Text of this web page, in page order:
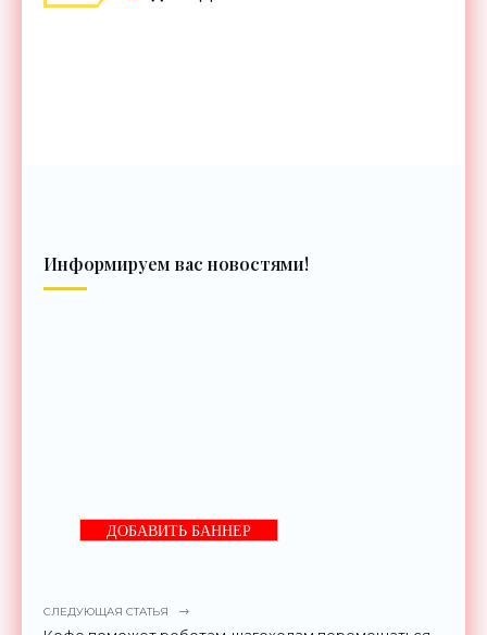
Информируем вас новостями!
ДОБАВИТЬ БАННЕР
СЛЕДУЮЩАЯ СТАТЬЯ